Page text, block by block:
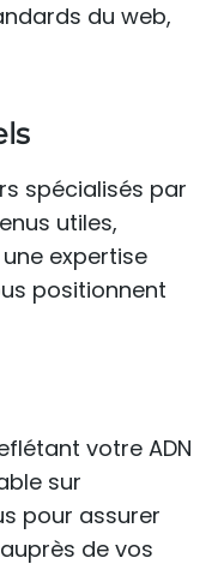
du web,
spécialisés par
utiles,
expertise
positionnent
votre ADN
sur
pour assurer
de vos